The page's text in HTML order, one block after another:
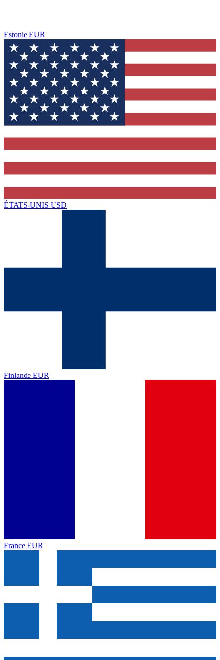
Estonie EUR
ÉTATS-UNIS USD
Finlande EUR
France EUR